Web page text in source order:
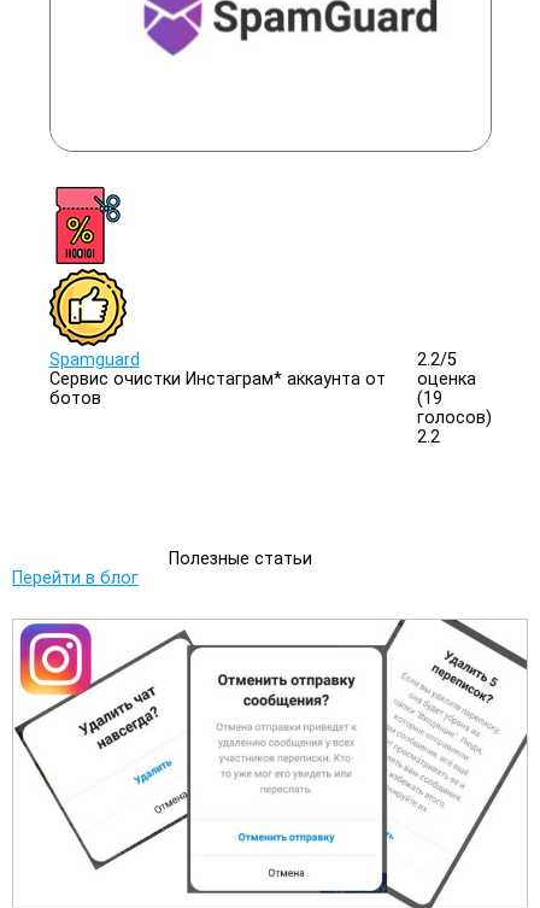
Spamguard
Сервис очистки Инстаграм* аккаунта от
ботов
2.2/5
оценка
(19
голосов)
2.2
Полезные статьи
Перейти в блог